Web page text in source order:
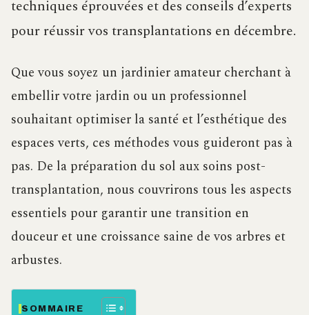
techniques éprouvées et des conseils d’experts
pour réussir vos transplantations en décembre.
Que vous soyez un jardinier amateur cherchant à
embellir votre jardin ou un professionnel
souhaitant optimiser la santé et l’esthétique des
espaces verts, ces méthodes vous guideront pas à
pas. De la préparation du sol aux soins post-
transplantation, nous couvrirons tous les aspects
essentiels pour garantir une transition en
douceur et une croissance saine de vos arbres et
arbustes.
SOMMAIRE